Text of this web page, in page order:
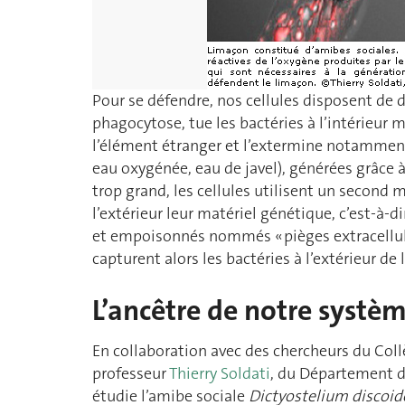
Pour se défendre, nos cellules disposent de
phagocytose, tue les bactéries à l’intérieur
l’élément étranger et l’extermine
eau oxygénée, eau de javel), générées grâce
trop grand, les cellules utilisent un second
l’extérieur leur matériel génétique, c’est-
et empoisonnés nommés « pièges
capturent alors les bactéries à l’extérieur
L’ancêtre de notre
En collaboration avec des chercheurs du
professeurThierry Soldati, du Département
étudie l’amibe sociale Dictyostelium